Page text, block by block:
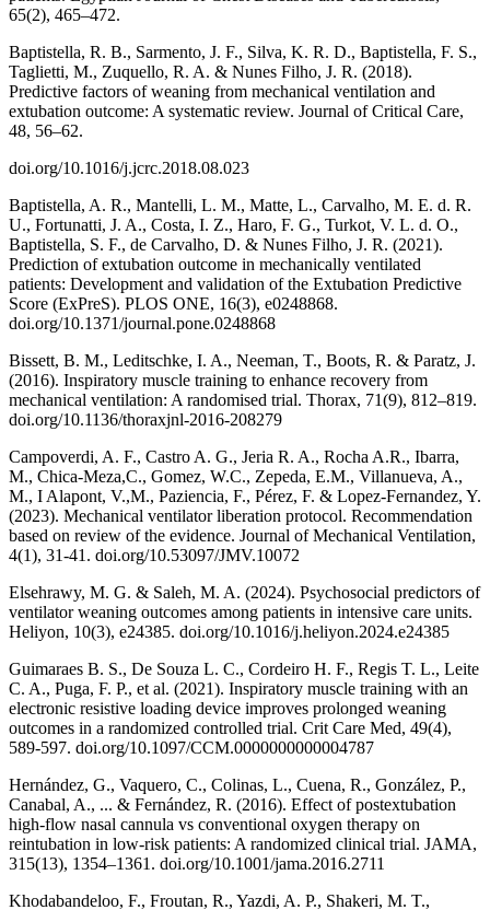
65(2), 465–472.
Baptistella, R. B., Sarmento, J. F., Silva, K. R. D., Baptistella, F. S.,
Taglietti, M., Zuquello, R. A. & Nunes Filho, J. R. (2018).
Predictive factors of weaning from mechanical ventilation and
extubation outcome: A systematic review. Journal of Critical Care,
48, 56–62.
doi.org/10.1016/j.jcrc.2018.08.023
Baptistella, A. R., Mantelli, L. M., Matte, L., Carvalho, M. E. d. R.
U., Fortunatti, J. A., Costa, I. Z., Haro, F. G., Turkot, V. L. d. O.,
Baptistella, S. F., de Carvalho, D. & Nunes Filho, J. R. (2021).
Prediction of extubation outcome in mechanically ventilated
patients: Development and validation of the Extubation Predictive
Score (ExPreS). PLOS ONE, 16(3), e0248868.
doi.org/10.1371/journal.pone.0248868
Bissett, B. M., Leditschke, I. A., Neeman, T., Boots, R. & Paratz, J.
(2016). Inspiratory muscle training to enhance recovery from
mechanical ventilation: A randomised trial. Thorax, 71(9), 812–819.
doi.org/10.1136/thoraxjnl-2016-208279
Campoverdi, A. F., Castro A. G., Jeria R. A., Rocha A.R., Ibarra,
M., Chica-Meza,C., Gomez, W.C., Zepeda, E.M., Villanueva, A.,
M., I Alapont, V.,M., Paziencia, F., Pérez, F. & Lopez-Fernandez, Y.
(2023). Mechanical ventilator liberation protocol. Recommendation
based on review of the evidence. Journal of Mechanical Ventilation,
4(1), 31-41. doi.org/10.53097/JMV.10072
Elsehrawy, M. G. & Saleh, M. A. (2024). Psychosocial predictors of
ventilator weaning outcomes among patients in intensive care units.
Heliyon, 10(3), e24385. doi.org/10.1016/j.heliyon.2024.e24385
Guimaraes B. S., De Souza L. C., Cordeiro H. F., Regis T. L., Leite
C. A., Puga, F. P., et al. (2021). Inspiratory muscle training with an
electronic resistive loading device improves prolonged weaning
outcomes in a randomized controlled trial. Crit Care Med, 49(4),
589-597. doi.org/10.1097/CCM.0000000000004787
Hernández, G., Vaquero, C., Colinas, L., Cuena, R., González, P.,
Canabal, A., ... & Fernández, R. (2016). Effect of postextubation
high-flow nasal cannula vs conventional oxygen therapy on
reintubation in low-risk patients: A randomized clinical trial. JAMA,
315(13), 1354–1361. doi.org/10.1001/jama.2016.2711
Khodabandeloo, F., Froutan, R., Yazdi, A. P., Shakeri, M. T.,